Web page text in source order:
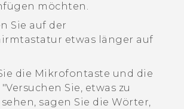
möchten.
Sie auf der
etwas länger auf
die Mikrofontaste und die
Sie, etwas zu
sagen Sie die Wörter,